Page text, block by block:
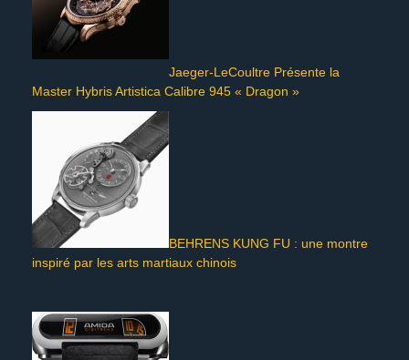
Jaeger-LeCoultre Présente la
Master Hybris Artistica Calibre 945 « Dragon »
BEHRENS KUNG FU : une montre
inspiré par les arts martiaux chinois